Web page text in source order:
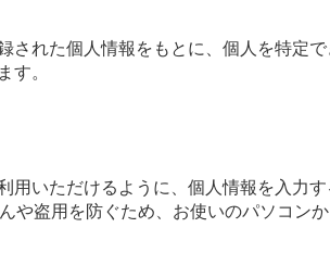
された個人情報をもとに、個人を特定
す。
用いただけるように、個人情報を入力
や盗用を防ぐため、お使いのパソコン